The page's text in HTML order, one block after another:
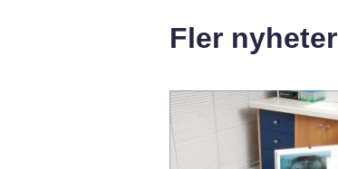
Fler nyheter